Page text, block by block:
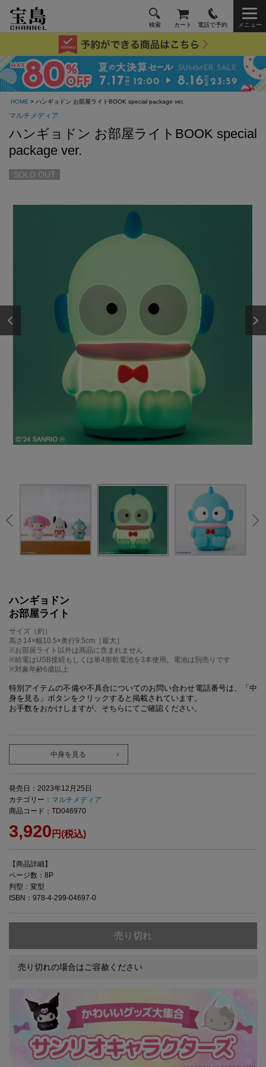
検索 カート 電話で予約 メニュー
HOME > ハンギョドン お部屋ライトBOOK special package ver.
マルチメディア
ハンギョドン お部屋ライトBOOK special
package ver.
SOLD OUT
ハンギョドン
お部屋ライト
サイズ（約）
高さ14×幅10.5×奥行9.5cm［最大］
※お部屋ライト以外は商品に含まれません
※給電はUSB接続もしくは単4形乾電池を3本使用。電池は別売りです
※対象年齢6歳以上
特別アイテムの不備や不具合についてのお問い合わせ電話番号は、「中
身を見る」ボタンをクリックすると掲載されています。
お手数をおかけしますが、そちらにてご確認ください。
中身を見る
発売日：2023年12月25日
カテゴリー： マルチメディア
商品コード：TD046970
3,920 円(税込)
【商品詳細】
ページ数：8P
判型：変型
ISBN：978-4-299-04697-0
売り切れ
売り切れの場合はご容赦ください